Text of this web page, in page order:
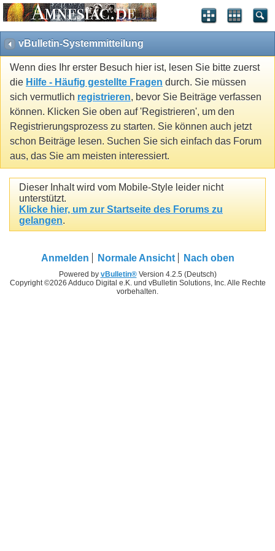
vBulletin-Systemmitteilung
Wenn dies Ihr erster Besuch hier ist, lesen Sie bitte zuerst
die Hilfe - Häufig gestellte Fragen durch. Sie müssen
sich vermutlich registrieren, bevor Sie Beiträge verfassen
können. Klicken Sie oben auf 'Registrieren', um den
Registrierungsprozess zu starten. Sie können auch jetzt
schon Beiträge lesen. Suchen Sie sich einfach das Forum
aus, das Sie am meisten interessiert.
Dieser Inhalt wird vom Mobile-Style leider nicht
unterstützt.
Klicke hier, um zur Startseite des Forums zu
gelangen.
Anmelden Normale Ansicht Nach oben
Powered by vBulletin®Version 4.2.5 (Deutsch)
Copyright ©2026 Adduco Digital e.K. und vBulletin Solutions, Inc. Alle Rechte
vorbehalten.